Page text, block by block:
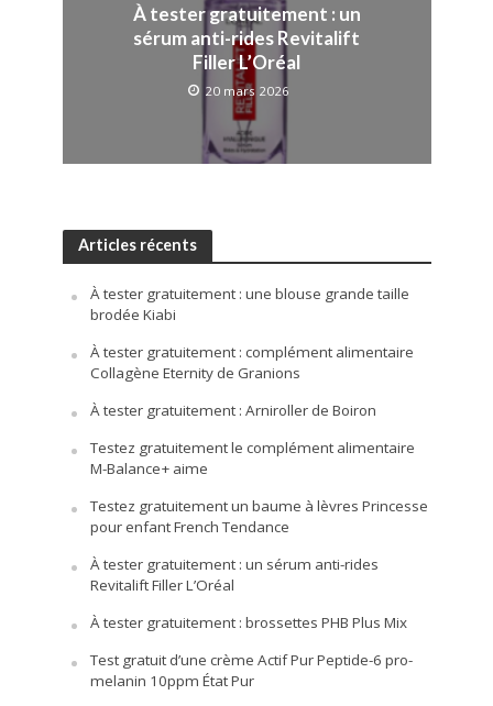
À tester gratuitement : un
sérum anti-rides Revitalift
Filler L’Oréal
20 mars 2026
Articles récents
À tester gratuitement : une blouse grande taille
brodée Kiabi
À tester gratuitement : complément alimentaire
Collagène Eternity de Granions
À tester gratuitement : Arniroller de Boiron
Testez gratuitement le complément alimentaire
M-Balance+ aime
Testez gratuitement un baume à lèvres Princesse
pour enfant French Tendance
À tester gratuitement : un sérum anti-rides
Revitalift Filler L’Oréal
À tester gratuitement : brossettes PHB Plus Mix
Test gratuit d’une crème Actif Pur Peptide-6 pro-
melanin 10ppm État Pur